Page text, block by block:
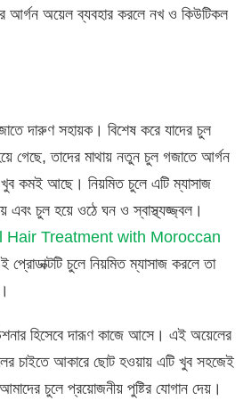
আর্গন অয়েল ব্যবহার করলে নখ ও কিউটিকল
দারুণ সহায়ক। বিশেষ করে যাদের চুল
গেছে, তাদের মাথায় নতুন চুল গজাতে আর্গন
খুব কমই আছে। নিয়মিত চুলে এটি ম্যাসাজ
চুল হয়ে ওঠে ঘন ও স্বাস্থ্যজ্জ্বল।
Hair Treatment with Moroccan
প্রোডাক্টটি চুলে নিয়মিত ম্যাসাজ করলে তা
হিসেবে দারূণ কাজে আসে। এই অয়েলের
চাইতে আকারে ছোট হওয়ায় এটি খুব সহজেই
চুলে প্রয়োজনীয় পুষ্টির যোগান দেয়।